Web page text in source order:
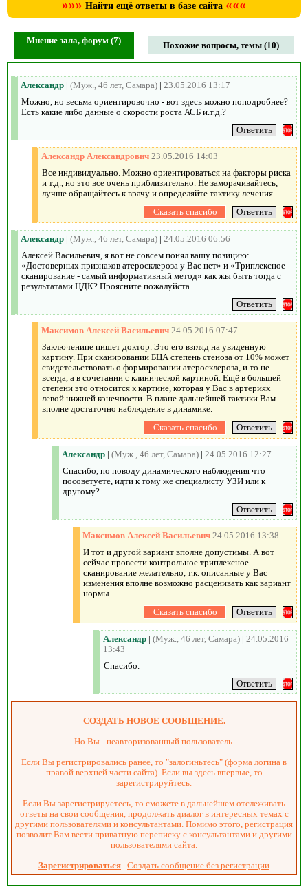
»»» Найти ещё ответы в базе сайта «««
Мнение зала, форум (7) Похожие вопросы, темы (10)
Александр | (Муж., 46 лет, Самара) | 23.05.2016 13:17
Можно, но весьма ориентировочно - вот здесь можно поподробнее?
Есть какие либо данные о скорости роста АСБ и.т.д.?
Александр Александрович 23.05.2016 14:03
Все индивидуально. Можно ориентироваться на факторы риска
и т.д., но это все очень приблизительно. Не заморачивайтесь,
лучше обращайтесь к врачу и определяйте тактику лечения.
Александр | (Муж., 46 лет, Самара) | 24.05.2016 06:56
Алексей Васильевич, я вот не совсем понял вашу позицию:
«Достоверных признаков атеросклероза у Вас нет» и «Триплексное
сканирование - самый информативный метод» как жы быть тогда с
результатами ЦДК? Проясните пожалуйста.
Максимов Алексей Васильевич 24.05.2016 07:47
Заключенипе пишет доктор. Это его взгляд на увиденную
картину. При сканировании БЦА степень стеноза от 10% может
свидетельствовать о формировании атеросклероза, и то не
всегда, а в сочетании с клинической картиной. Ещё в большей
степени это относится к картине, которая у Вас в артериях
левой нижней конечности. В плане дальнейшей тактики Вам
вполне достаточно наблюдение в динамике.
Александр | (Муж., 46 лет, Самара) | 24.05.2016 12:27
Спасибо, по поводу динамического наблюдения что
посоветуете, идти к тому же специалисту УЗИ или к
другому?
Максимов Алексей Васильевич 24.05.2016 13:38
И тот и другой вариант вполне допустимы. А вот
сейчас провести контрольное триплексное
сканирование желательно, т.к. описанные у Вас
изменения вполне возможно расценивать как вариант
нормы.
Александр | (Муж., 46 лет, Самара) | 24.05.2016
13:43
Спасибо.
СОЗДАТЬ НОВОЕ СООБЩЕНИЕ.
Но Вы - неавторизованный пользователь.
Если Вы регистрировались ранее, то "залогиньтесь" (форма логина в
правой верхней части сайта). Если вы здесь впервые, то
зарегистрируйтесь.
Если Вы зарегистрируетесь, то сможете в дальнейшем отслеживать
ответы на свои сообщения, продолжать диалог в интересных темах с
другими пользователями и консультантами. Помимо этого, регистрация
позволит Вам вести приватную переписку с консультантами и другими
пользователями сайта.
Зарегистрироваться Создать сообщение без регистрации